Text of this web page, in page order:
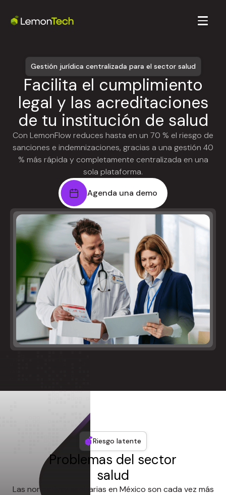
Gestión jurídica centralizada para el sector salud
Facilita el cumplimiento
legal y las acreditaciones
de tu institución de salud
Con LemonFlow reduces hasta en un 70 % el riesgo de
sanciones e indemnizaciones, gracias a una gestión 40
% más rápida y completamente centralizada en una
sola plataforma.
Agenda una demo
Riesgo latente
Problemas del sector
salud
Las normativas sanitarias en México son cada vez más